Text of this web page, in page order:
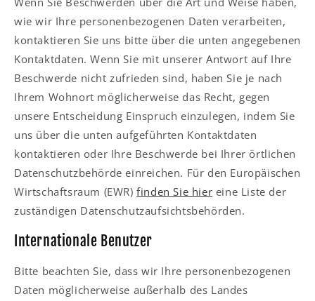
wie wir Ihre personenbezogenen Daten verarbeiten,
kontaktieren Sie uns bitte über die unten angegebenen
Kontaktdaten. Wenn Sie mit unserer Antwort auf Ihre
Beschwerde nicht zufrieden sind, haben Sie je nach
Ihrem Wohnort möglicherweise das Recht, gegen
unsere Entscheidung Einspruch einzulegen, indem Sie
uns über die unten aufgeführten Kontaktdaten
kontaktieren oder Ihre Beschwerde bei Ihrer örtlichen
Datenschutzbehörde einreichen. Für den Europäischen
Wirtschaftsraum (EWR)finden Sie hier eine Liste der
zuständigen Datenschutzaufsichtsbehörden.
Internationale Benutzer
Bitte beachten Sie, dass wir Ihre personenbezogenen
Daten möglicherweise außerhalb des Landes